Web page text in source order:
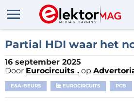
Partial HDI waar het
16 september 2025
Door Eurocircuits . op
E&A-BEURS EUROCIRCUITS PCB